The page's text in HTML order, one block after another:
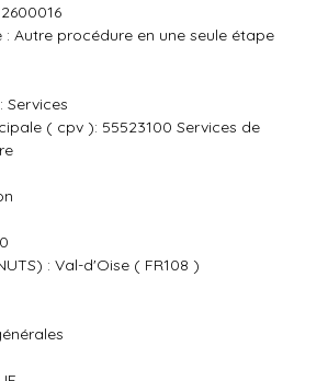
Autre procédure en une seule étape
Services
( cpv ): 55523100 Services de
: Val-d'Oise ( FR108 )